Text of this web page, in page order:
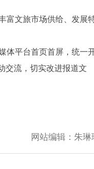
富文旅市场供给、发展
体平台首页首屏，统一
交流，切实改进报道文
网站编辑： 朱琳